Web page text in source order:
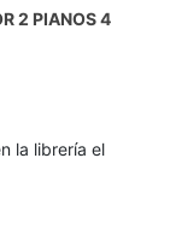
2 PIANOS 4
la librería el